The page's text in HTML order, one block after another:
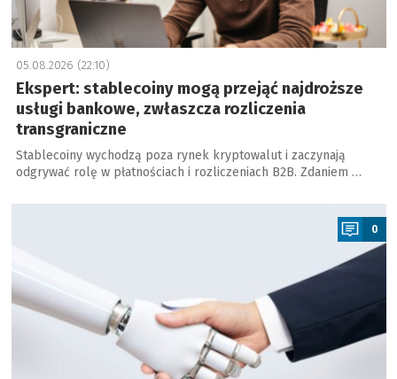
05.08.2026 (22:10)
Ekspert: stablecoiny mogą przejąć najdroższe
usługi bankowe, zwłaszcza rozliczenia
transgraniczne
Stablecoiny wychodzą poza rynek kryptowalut i zaczynają
odgrywać rolę w płatnościach i rozliczeniach B2B. Zdaniem …
a
0